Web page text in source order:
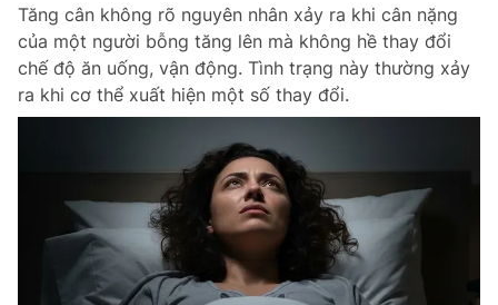
Tăng cân không rõ nguyên nhân xảy ra khi cân nặng
của một người bỗng tăng lên mà không hề thay đổi
chế độ ăn uống, vận động. Tình trạng này thường xảy
ra khi cơ thể xuất hiện một số thay đổi.